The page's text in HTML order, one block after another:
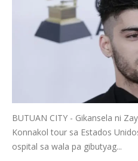
BUTUAN CITY - Gikansela ni
Konnakol tour sa Estados
ospital sa wala pa gibutyag...